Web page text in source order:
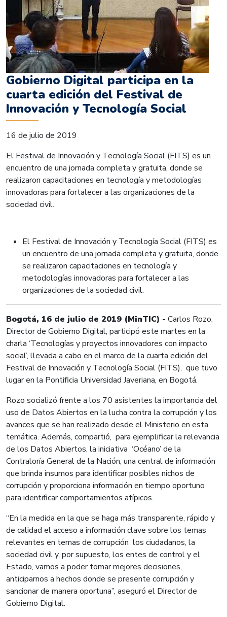
Gobierno Digital participa en la
cuarta edición del Festival de
Innovación y Tecnología Social
16 de julio de 2019
El Festival de Innovación y Tecnología Social (FITS) es un
encuentro de una jornada completa y gratuita, donde se
realizaron capacitaciones en tecnología y metodologías
innovadoras para fortalecer a las organizaciones de la
sociedad civil.
El Festival de Innovación y Tecnología Social (FITS) es
un encuentro de una jornada completa y gratuita, donde
se realizaron capacitaciones en tecnología y
metodologías innovadoras para fortalecer a las
organizaciones de la sociedad civil.
Bogotá, 16 de julio de 2019 (MinTIC) - Carlos Rozo,
Director de Gobierno Digital, participó este martes en la
charla ‘Tecnologías y proyectos innovadores con impacto
social’, llevada a cabo en el marco de la cuarta edición del
Festival de Innovación y Tecnología Social (FITS), que tuvo
lugar en la Pontificia Universidad Javeriana, en Bogotá.
Rozo socializó frente a los 70 asistentes la importancia del
uso de Datos Abiertos en la lucha contra la corrupción y los
avances que se han realizado desde el Ministerio en esta
temática. Además, compartió, para ejemplificar la relevancia
de los Datos Abiertos, la iniciativa ‘Océano’ de la
Contraloría General de la Nación, una central de información
que brinda insumos para identificar posibles nichos de
corrupción y proporciona información en tiempo oportuno
para identificar comportamientos atípicos.
“En la medida en la que se haga más transparente, rápido y
de calidad el acceso a información clave sobre los temas
relevantes en temas de corrupción los ciudadanos, la
sociedad civil y, por supuesto, los entes de control y el
Estado, vamos a poder tomar mejores decisiones,
anticiparnos a hechos donde se presente corrupción y
sancionar de manera oportuna”, aseguró el Director de
Gobierno Digital.